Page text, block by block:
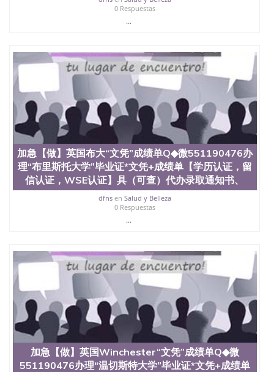
0 Respuestas
...
加急【做】英国布大“文凭”成绩单Q◆微551190476办
理“布里斯托大学”毕业证*文凭+成绩单【学历认证，留
信认证，WSE认证】具（可查）代办录取通知书、
dfnsen Salud y Belleza
0 Respuestas
...
加急【做】英国Winchester“文凭”成绩单Q◆微
551190476办理“温切斯特大学”毕业证*文凭+成绩单